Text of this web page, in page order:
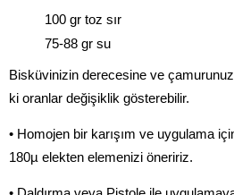
100 gr toz sır
75-88 gr su
Bisküvinizin derecesine ve
ki oranlar değişiklik gösterebilir.
• Homojen bir karışım ve uygulama
180µ elekten elemenizi öneririz.